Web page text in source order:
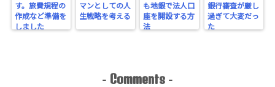
す。旅費規程の
作成など準備を
しました
マンとしての人
生戦略を考える
も地銀で法人口
座を開設する方
法
銀行審査が厳し
過ぎて大変だっ
た
- Comments -